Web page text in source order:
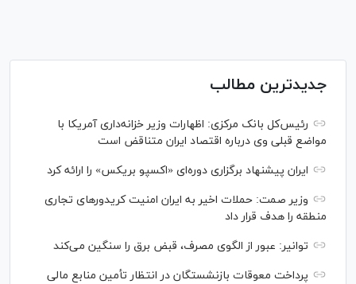
جدیدترین مطالب
رئیس‌کل بانک مرکزی: اظهارات وزیر خزانه‌داری آمریکا با
مواضع قبلی وی درباره اقتصاد ایران متناقض است
ایران پیشنهاد برگزاری دوره‌ای «اکسپو بریکس» را ارائه کرد
وزیر صمت: حملات اخیر به ایران امنیت کریدورهای تجاری
منطقه را هدف قرار داد
توانیر: عبور از الگوی مصرف، قبض برق را سنگین می‌کند
پرداخت معوقات بازنشستگان در انتظار تأمین منابع مالی